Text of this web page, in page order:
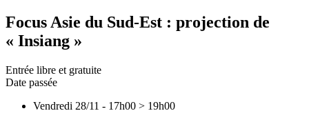
Focus Asie du Sud-Est : projection de
« Insiang »
Entrée libre et gratuite
Date passée
Vendredi 28/11 - 17h00 > 19h00